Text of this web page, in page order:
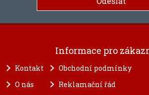
Informace pro
Kontakt
O nás
Obchodní podmínky
Reklamační řád